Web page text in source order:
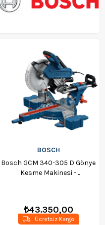
BOSCH
Bosch GCM 340-305 D Gönye
Kesme Makinesi -
₺43.350,00
Ücretsiz Kargo